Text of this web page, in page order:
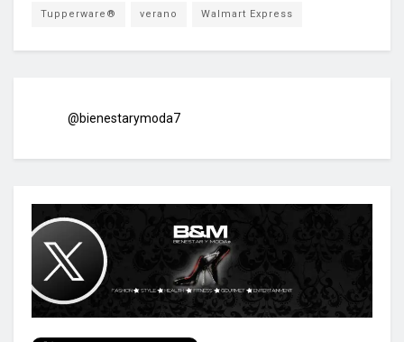
Tupperware® verano Walmart Express
@bienestarymoda7